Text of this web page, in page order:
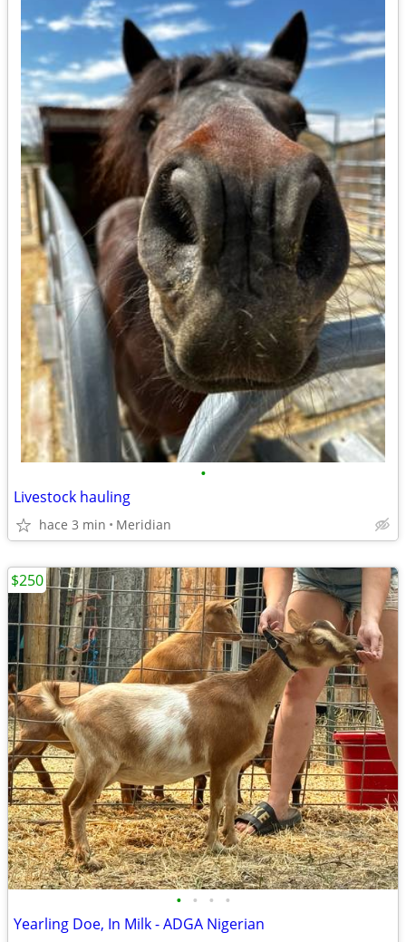
•
Livestock hauling
hace 3 min Meridian
• • • •
Yearling Doe, In Milk - ADGA Nigerian
$250